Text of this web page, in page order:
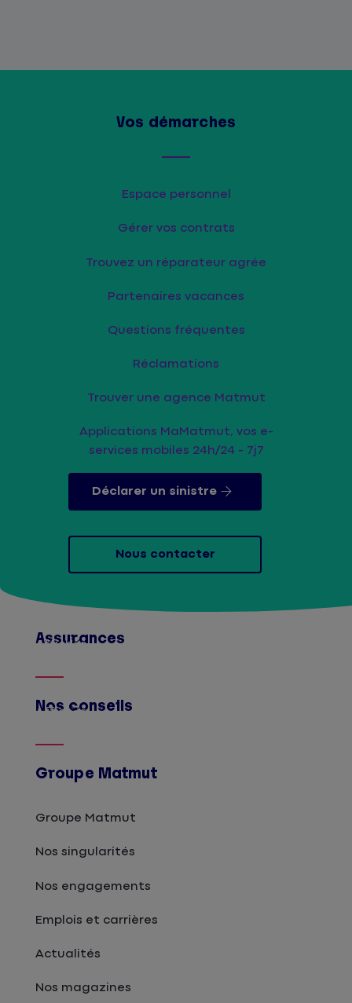
Vos démarches
Espace personnel
Gérer vos contrats
Trouvez un réparateur agrée
Partenaires vacances
Questions fréquentes
Réclamations
Trouver une agence Matmut
Applications MaMatmut, vos e-
services mobiles 24h/24 - 7j7
Déclarer un sinistre
Nous contacter
Assurances
Afficher
Nos conseils
Afficher
Groupe Matmut
Groupe Matmut
Nos singularités
Nos engagements
Emplois et carrières
Actualités
Nos magazines